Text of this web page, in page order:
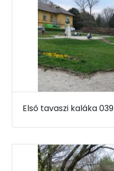
Első tavaszi kaláka 039